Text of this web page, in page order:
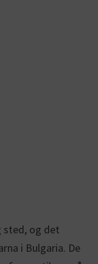
sted, og det
i Bulgaria. De